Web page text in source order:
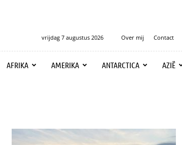
vrijdag 7 augustus 2026 Over mij Contact
AFRIKA AMERIKA ANTARCTICA AZIË